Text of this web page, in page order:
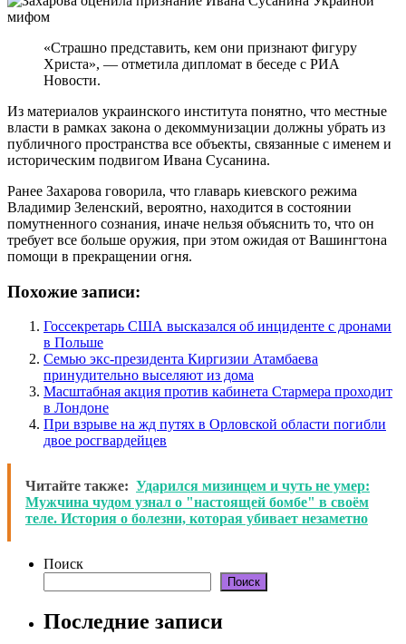
«Страшно представить, кем они признают фигуру
Христа», — отметила дипломат в беседе с РИА
Новости.
Из материалов украинского института понятно, что местные
власти в рамках закона о декоммунизации должны убрать из
публичного пространства все объекты, связанные с именем и
историческим подвигом Ивана Сусанина.
Ранее Захарова говорила, что главарь киевского режима
Владимир Зеленский, вероятно, находится в состоянии
помутненного сознания, иначе нельзя объяснить то, что он
требует все больше оружия, при этом ожидая от Вашингтона
помощи в прекращении огня.
Похожие записи:
Госсекретарь США высказался об инциденте с дронами
в Польше
Семью экс-президента Киргизии Атамбаева
принудительно выселяют из дома
Масштабная акция против кабинета Стармера проходит
в Лондоне
При взрыве на жд путях в Орловской области погибли
двое росгвардейцев
Читайте также: Ударился мизинцем и чуть не умер:
Мужчина чудом узнал о "настоящей бомбе" в своём
теле. История о болезни, которая убивает незаметно
Поиск
Поиск
Последние записи